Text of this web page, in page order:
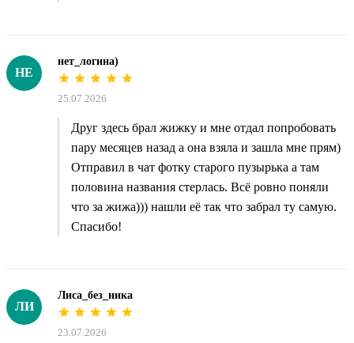
НЕ
нет_логина)
25.07.2026
Друг здесь брал жижку и мне отдал попробовать
пару месяцев назад а она взяла и зашла мне прям)
Отправил в чат фотку старого пузырька а там
половина названия стерлась. Всё ровно поняли
что за жижа))) нашли её так что забрал ту самую.
Спасибо!
ЛИ
Лиса_без_ника
23.07.2026